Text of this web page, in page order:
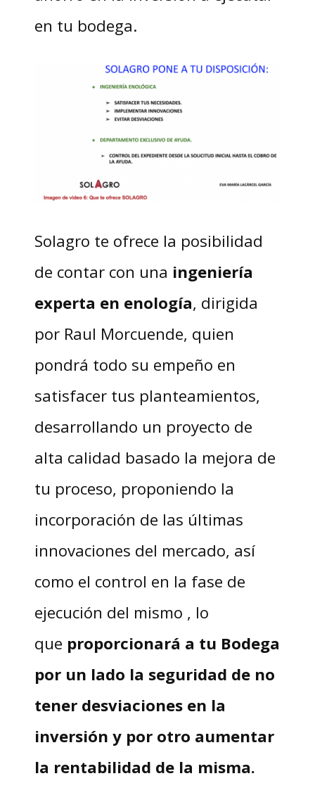
en tu bodega.
Solagro te ofrece la posibilidad
de contar con una ingeniería
experta en enología, dirigida
por Raul Morcuende, quien
pondrá todo su empeño en
satisfacer tus planteamientos,
desarrollando un proyecto de
alta calidad basado la mejora de
tu proceso, proponiendo la
incorporación de las últimas
innovaciones del mercado, así
como el control en la fase de
ejecución del mismo , lo
que proporcionará a tu Bodega
por un lado la seguridad de no
tener desviaciones en la
inversión y por otro aumentar
la rentabilidad de la misma.